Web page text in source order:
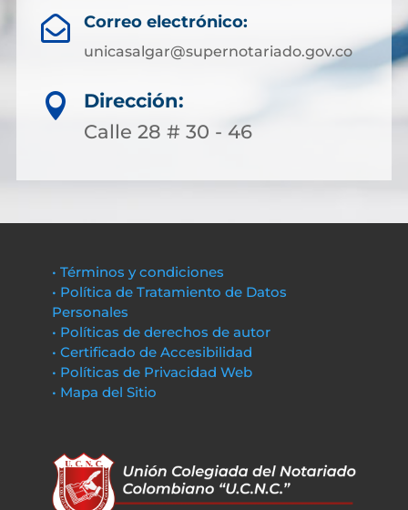
 Correo electrónico:
unicasalgar@supernotariado.gov.co

Dirección:
Calle 28 # 30 - 46
• Términos y condiciones
• Política de Tratamiento de Datos
Personales
• Políticas de derechos de autor
• Certificado de Accesibilidad
• Políticas de Privacidad Web
• Mapa del Sitio